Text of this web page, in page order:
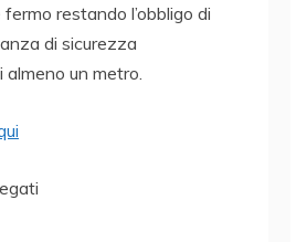
restando l’obbligo di
di sicurezza
un metro.